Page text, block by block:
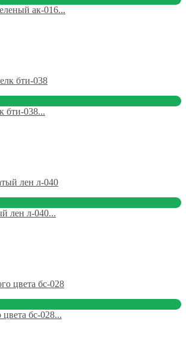
ак-016...
бти-038...
лен л-040...
цвета бс-028...